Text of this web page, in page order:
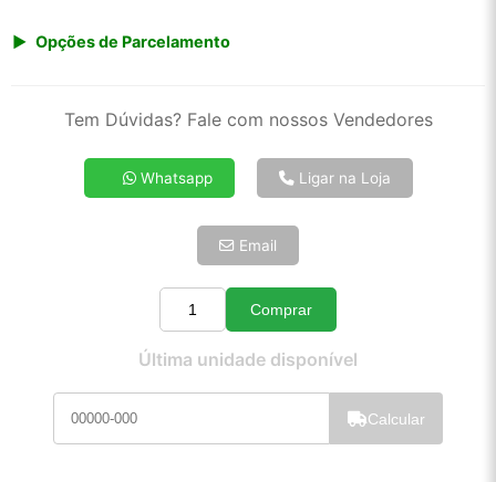
Opções de Parcelamento
2x de R$ 37,67
4x de R$ 19,40
5x de R$ 15,72
Tem Dúvidas? Fale com nossos Vendedores
Whatsapp Ligar na Loja
Email
Quantidade
Comprar
Última unidade disponível
Calcular